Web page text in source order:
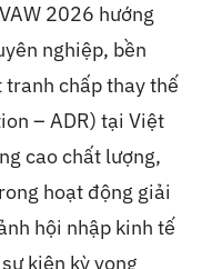
2026 hướng
nghiệp, bền
chấp thay thế
– ADR) tại Việt
cao chất lượng,
hoạt động giải
hội nhập kinh tế
kiện kỳ vọng